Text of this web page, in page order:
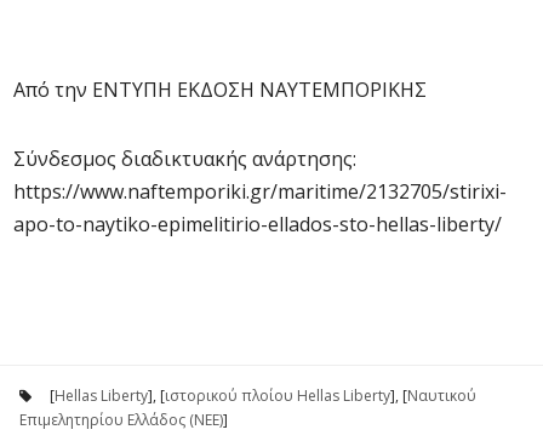
Από την ΕΝΤΥΠΗ ΕΚΔΟΣΗ ΝΑΥΤΕΜΠΟΡΙΚΗΣ
Σύνδεσμος διαδικτυακής ανάρτησης:
https://www.naftemporiki.gr/maritime/2132705/stirixi-
apo-to-naytiko-epimelitirio-ellados-sto-hellas-liberty/
[Hellas Liberty], [ιστορικού πλοίου Hellas Liberty], [Ναυτικού
Επιμελητηρίου Ελλάδος (ΝΕΕ)]